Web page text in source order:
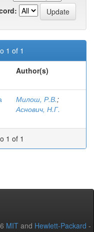
1 of 1
Author(s)
Милош, Р.В.;
Аснович, Н.Г.
1 of 1
MIT and Hewlett-Packard -